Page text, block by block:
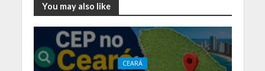
You may also like
CEARÁ